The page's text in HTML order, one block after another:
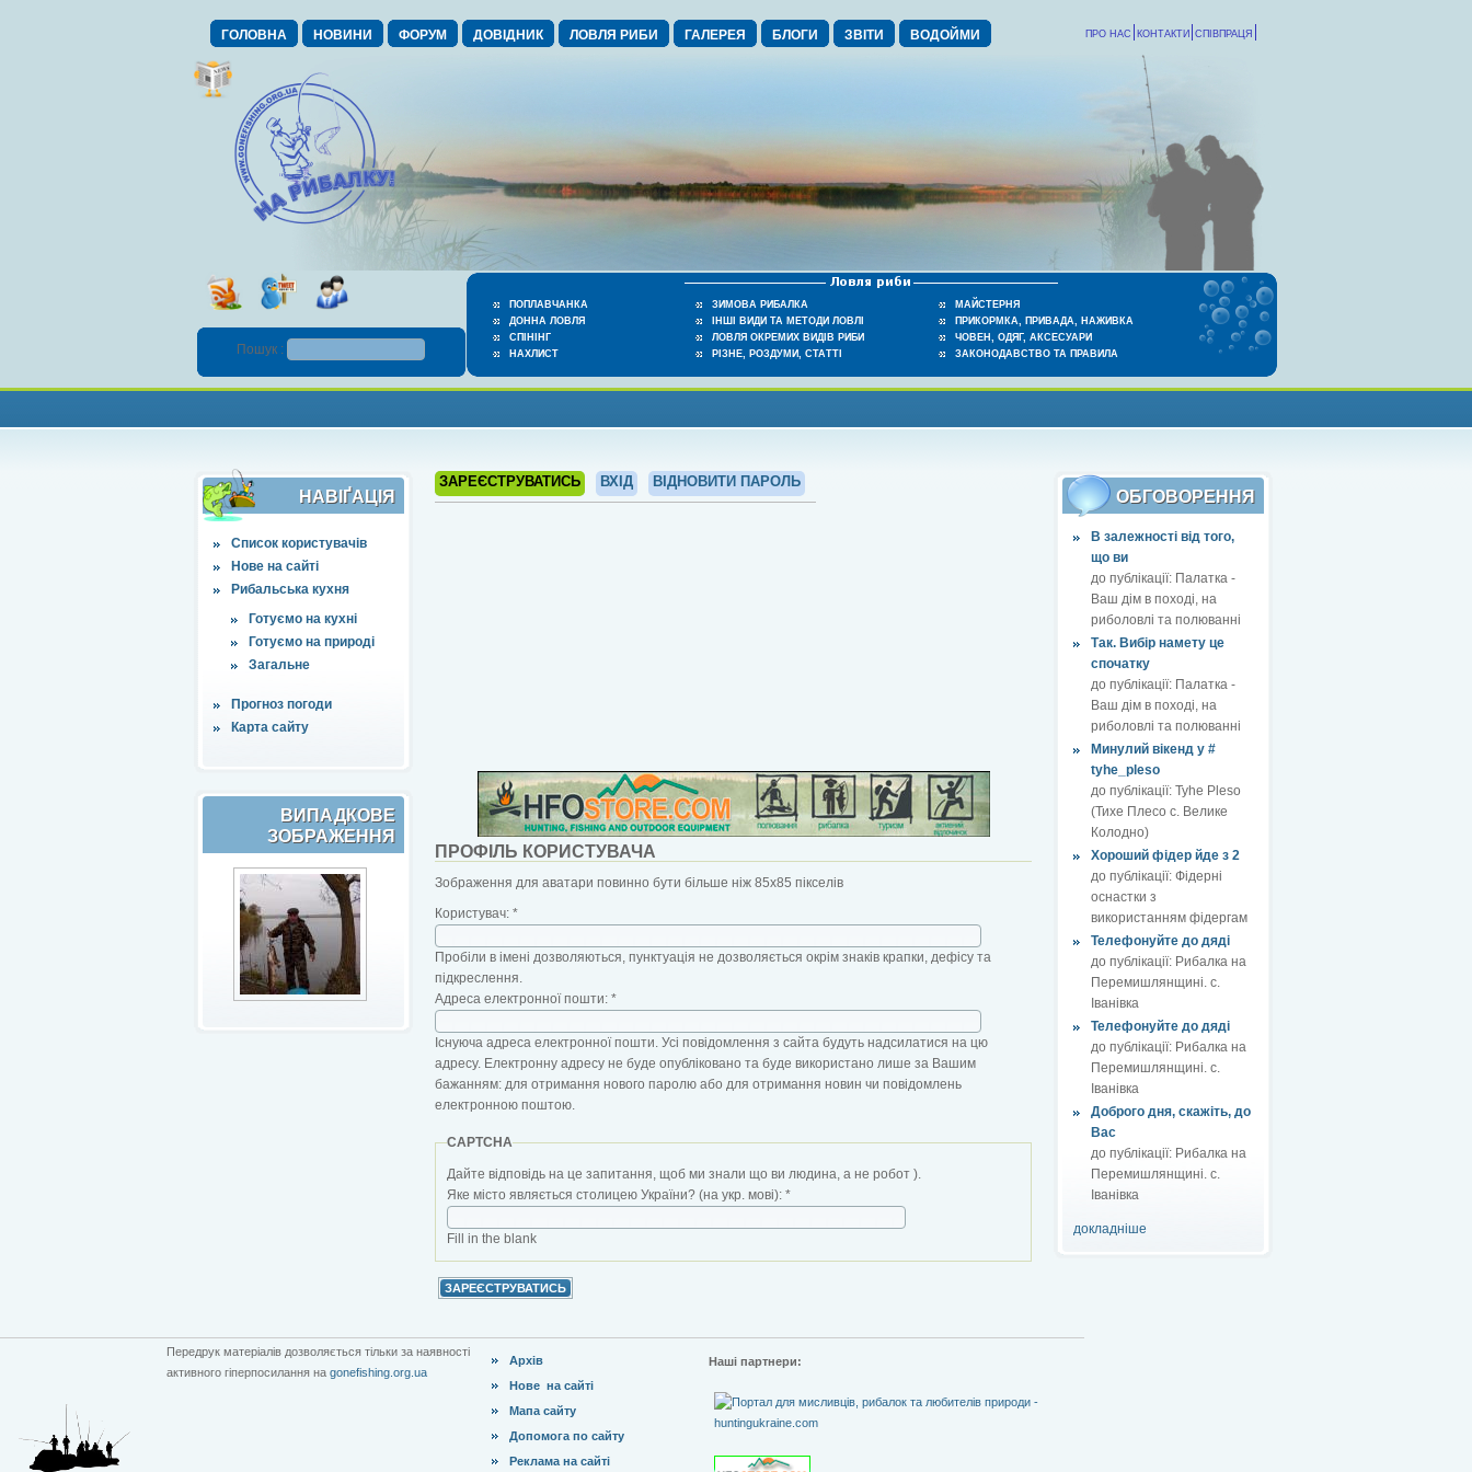
ГОЛОВНА НОВИНИ ФОРУМ ДОВІДНИК ЛОВЛЯ РИБИ ГАЛЕРЕЯ БЛОГИ ЗВІТИ ВОДОЙМИ СПІВПРАЦЯ
КОНТАКТИ
ПРО НАС
ПОПЛАВЧАНКА
ДОННА ЛОВЛЯ
СПІНІНГ
НАХЛИСТ
ЗИМОВА РИБАЛКА
ІНШІ ВИДИ ТА МЕТОДИ ЛОВЛІ
ЛОВЛЯ ОКРЕМИХ ВИДІВ РИБИ
РІЗНЕ, РОЗДУМИ, СТАТТІ
МАЙСТЕРНЯ
ПРИКОРМКА, ПРИВАДА, НАЖИВКА
ЧОВЕН, ОДЯГ, АКСЕСУАРИ
ЗАКОНОДАВСТВО ТА ПРАВИЛА
Пошук :
НАВІҐАЦІЯ
Список користувачів
Нове на сайті
Рибальська кухня
Готуємо на кухні
Готуємо на природі
Загальне
Прогноз погоди
Карта сайту
ВИПАДКОВЕ
ЗОБРАЖЕННЯ
ЗАРЕЄСТРУВАТИСЬ ВХІД ВІДНОВИТИ ПАРОЛЬ
ОБГОВОРЕННЯ
В залежності від того,
що ви
до публікації: Палатка -
Ваш дім в поході, на
риболовлі та полюванні
Так. Вибір намету це
спочатку
до публікації: Палатка -
Ваш дім в поході, на
риболовлі та полюванні
Минулий вікенд у #
tyhe_pleso
до публікації: Tyhe Pleso
(Тихе Плесо с. Велике
Колодно)
Хороший фідер йде з 2
до публікації: Фідерні
оснастки з
використанням фідергам
Телефонуйте до дяді
до публікації: Рибалка на
Перемишлянщині. с.
Іванівка
Телефонуйте до дяді
до публікації: Рибалка на
Перемишлянщині. с.
Іванівка
Доброго дня, скажіть, до
Вас
до публікації: Рибалка на
Перемишлянщині. с.
Іванівка
докладніше
ПРОФІЛЬ КОРИСТУВАЧА
Зображення для аватари повинно бути більше ніж 85x85 пікселів
Користувач: *
Пробіли в імені дозволяються, пунктуація не дозволяється окрім знаків крапки, дефісу та
підкреслення.
Адреса електронної пошти: *
Існуюча адреса електронної пошти. Усі повідомлення з сайта будуть надсилатися на цю
адресу. Електронну адресу не буде опубліковано та буде використано лише за Вашим
бажанням: для отримання нового паролю або для отримання новин чи повідомлень
електронною поштою.
CAPTCHA
Дайте відповідь на це запитання, щоб ми знали що ви людина, а не робот ).
Яке місто являється столицею України? (на укр. мові): *
Fill in the blank
Передрук матеріалів дозволяється тільки за наявності
активного гіперпосилання на gonefishing.org.ua
Архів
Нове на сайті
Мапа сайту
Допомога по сайту
Реклама на сайті
Наші партнери: